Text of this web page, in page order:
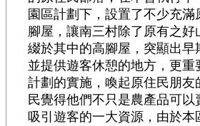
園區計劃下，設置了不少充滿
腳屋，讓南三村除了原有之好
綴於其中的高腳屋，突顯出早
並提供遊客休憩的地方，更重
計劃的實施，喚起原住民朋友
民覺得他們不只是農產品可以
吸引遊客的一大資源，由於本